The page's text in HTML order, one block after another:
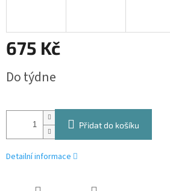
675 Kč
cena:
Do týdne
Přidat do košíku
Detailní informace